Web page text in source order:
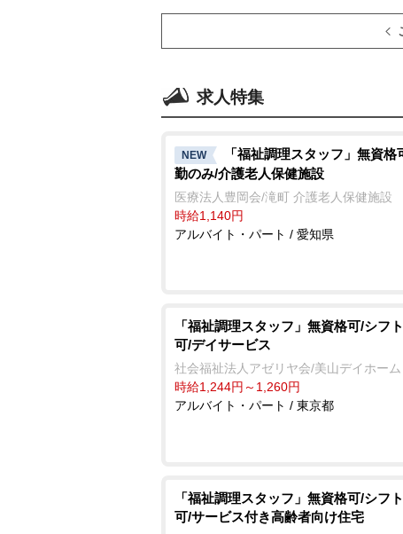
求人特集
NEW
「福祉調理スタッフ」無資格
勤のみ/介護老人保健施設
医療法人豊岡会/滝町 介護老人保健施設
時給1,140円
アルバイト・パート / 愛知県
「福祉調理スタッフ」無資格可/シフ
可/デイサービス
社会福祉法人アゼリヤ会/美山デイホーム
時給1,244円～1,260円
アルバイト・パート / 東京都
「福祉調理スタッフ」無資格可/シフ
可/サービス付き高齢者向け住宅